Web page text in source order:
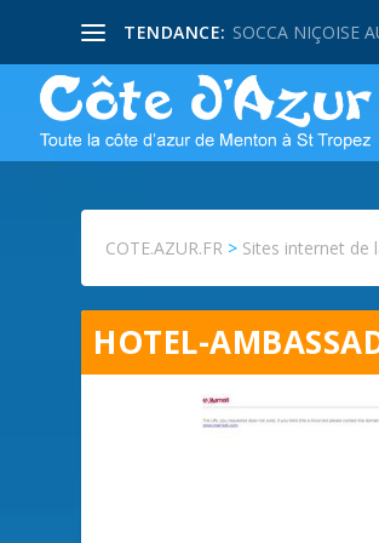
TENDANCE: SOCCA NIÇOISE
COTE.AZUR.FR > Sites internet de
HOTEL-